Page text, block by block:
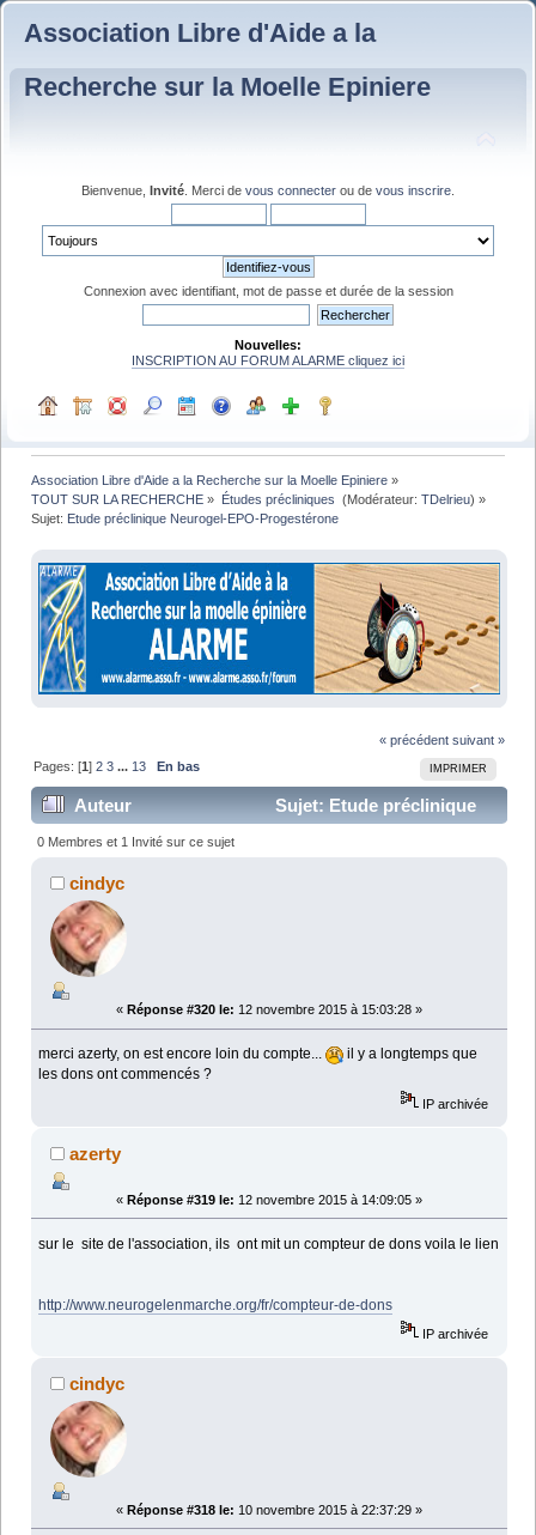
Association Libre d'Aide a la
Recherche sur la Moelle Epiniere
Bienvenue, Invité . Merci de vous connecter ou de vous inscrire
Connexion avec identifiant, mot de passe et durée de la session
Nouvelles:
INSCRIPTION AU FORUM ALARME cliquez ici
Association Libre d'Aide a la Recherche sur la Moelle Epiniere »
TOUT SUR LA RECHERCHE » Études précliniques (Modérateur: TDelrieu) »
Sujet: Etude préclinique Neurogel-EPO-Progestérone
« précédent suivant »
IMPRIMER
Pages: [1]2 3 ... 13 En bas
Auteur
Sujet: Etude préclinique
Neurogel-EPO-Progestérone (Lu 316487 fois)
0 Membres et 1 Invité sur ce sujet
cindyc
« Réponse #320 le: 12 novembre 2015 à 15:03:28 »
merci azerty, on est encore loin du compte...
il y a longtemps que
les dons ont commencés ?
IP archivée
azerty
« Réponse #319 le: 12 novembre 2015 à 14:09:05 »
sur le site de l'association, ils ont mit un compteur de dons voila le lien
http://www.neurogelenmarche.org/fr/compteur-de-dons
IP archivée
cindyc
« Réponse #318 le: 10 novembre 2015 à 22:37:29 »